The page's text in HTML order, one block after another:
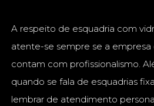
A respeito de esquadria com
atente-se sempre se a
contam com profissionalismo.
quando se fala de esquadrias
lembrar de atendimento